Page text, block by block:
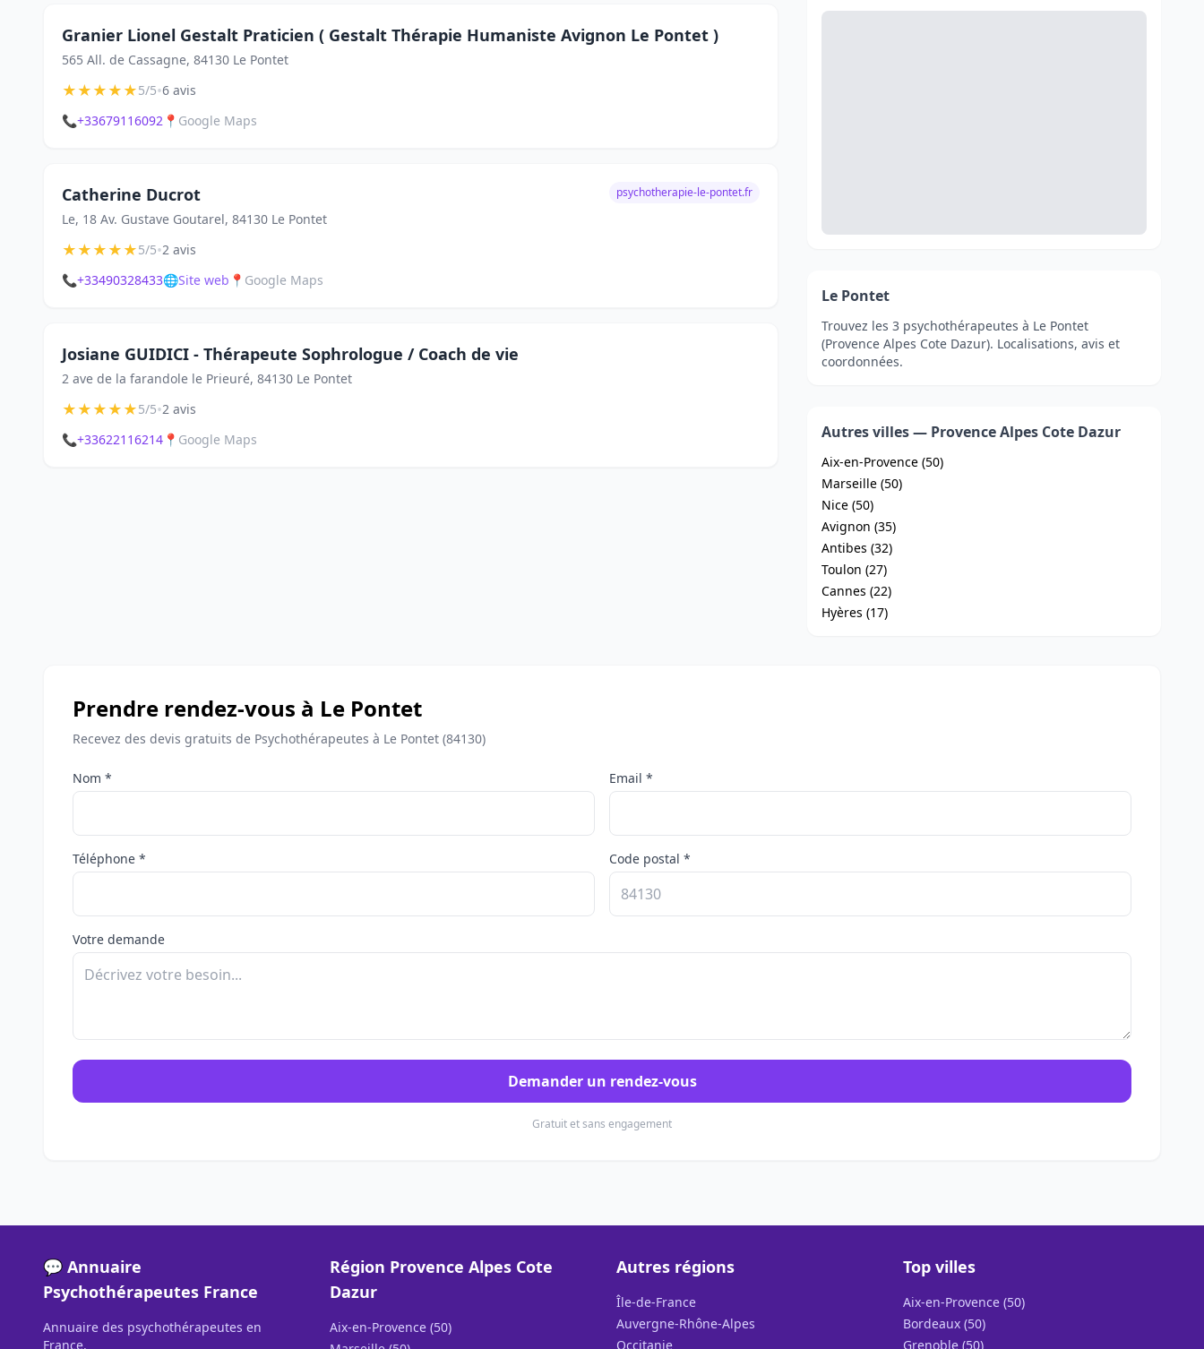
Granier Lionel Gestalt Praticien ( Gestalt Thérapie Humaniste Avignon Le Pontet )
565 All. de Cassagne, 84130 Le Pontet
★★★★★5/5•6 avis
📞+33679116092 📍 Google Maps
Catherine Ducrot
Le, 18 Av. Gustave Goutarel, 84130 Le Pontet
psychotherapie-le-pontet.fr
★★★★★5/5•2 avis
📞+33490328433🌐Site web 📍 Google Maps
Josiane GUIDICI - Thérapeute Sophrologue / Coach de vie
2 ave de la farandole le Prieuré, 84130 Le Pontet
★★★★★5/5•2 avis
📞+33622116214 📍 Google Maps
Le Pontet
Trouvez les 3 psychothérapeutes à Le Pontet
(Provence Alpes Cote Dazur). Localisations, avis et
coordonnées.
Autres villes — Provence Alpes Cote Dazur
Aix-en-Provence (50)
Marseille (50)
Nice (50)
Avignon (35)
Antibes (32)
Toulon (27)
Cannes (22)
Hyères (17)
Prendre rendez-vous à Le Pontet
Recevez des devis gratuits de Psychothérapeutes à Le Pontet (84130)
Nom * Email *
Téléphone * Code postal *
Votre demande
Demander un rendez-vous
Gratuit et sans engagement
💬 Annuaire
Psychothérapeutes France
Annuaire des psychothérapeutes en
France.
Région Provence Alpes Cote
Dazur
Aix-en-Provence (50)
Autres régions
Île-de-France
Auvergne-Rhône-Alpes
Occitanie
Top villes
Aix-en-Provence (50)
Bordeaux (50)
Grenoble (50)